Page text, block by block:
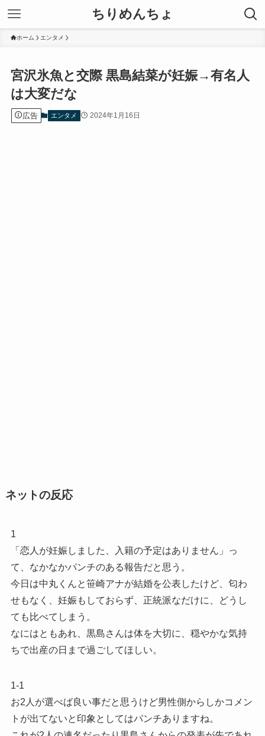
ちりめんちょ
ホーム エンタメ
宮沢氷魚と交際 黒島結菜が妊娠→有名人
は大変だな
広告 エンタメ 2024年1月16日
ネットの反応
1
「恋人が妊娠しました、入籍の予定はありません」っ
て、なかなかパンチのある報告だと思う。
今日は中丸くんと笹崎アナが結婚を公表したけど、匂わ
せもなく、妊娠もしておらず、正統派なだけに、どうし
ても比べてしまう。
なにはともあれ、黒島さんは体を大切に、穏やかな気持
ちで出産の日まで過ごしてほしい。
1-1
お2人が選べば良い事だと思うけど男性側からしかコメン
トが出てないと印象としてはパンチありますね。